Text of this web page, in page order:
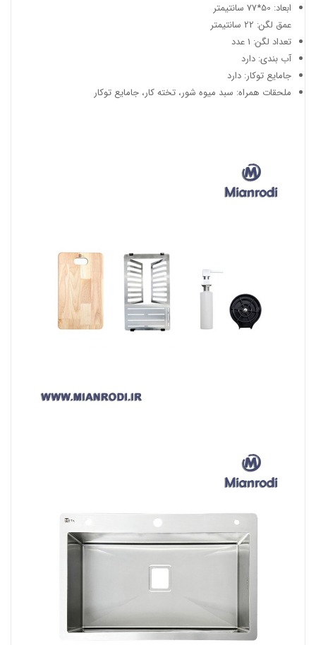
ابعاد: 50*77 سانتیمتر
عمق لگن: 22 سانتیمتر
تعداد لگن: 1 عدد
آب بندی: دارد
جامایع توکار: دارد
ملحقات همراه: سبد میوه شور، تخته کار، جامایع توکار